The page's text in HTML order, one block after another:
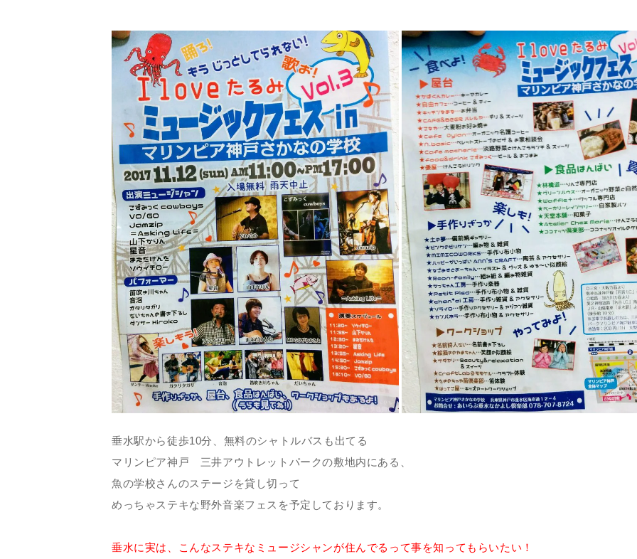
垂水駅から徒歩10分、無料のシャトルバスも出てる
マリンピア神戸 三井アウトレットパークの敷地内にある、
魚の学校さんのステージを貸し切って
めっちゃステキな野外音楽フェスを予定しております。
垂水に実は、こんなステキなミュージシャンが住んでるって事を知ってもらいたい！